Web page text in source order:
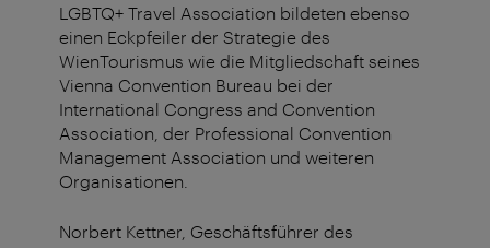
LGBTQ+ Travel Association bildeten ebenso
einen Eckpfeiler der Strategie des
WienTourismus wie die Mitgliedschaft seines
Vienna Convention Bureau bei der
International Congress and Convention
Association, der Professional Convention
Management Association und weiteren
Organisationen.
Norbert Kettner, Geschäftsführer des